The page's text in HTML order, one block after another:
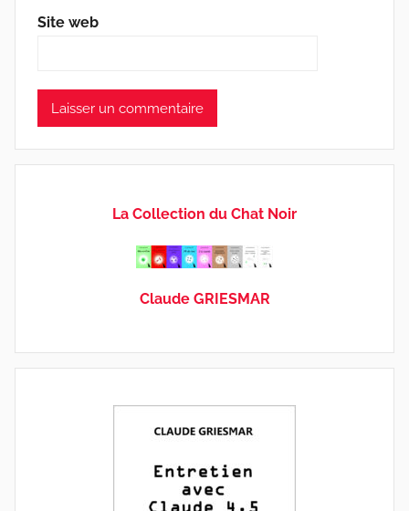
Site web
La Collection du Chat Noir
Claude GRIESMAR